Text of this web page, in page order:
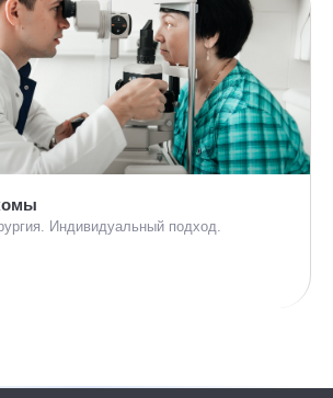
Индивидуальный подход.